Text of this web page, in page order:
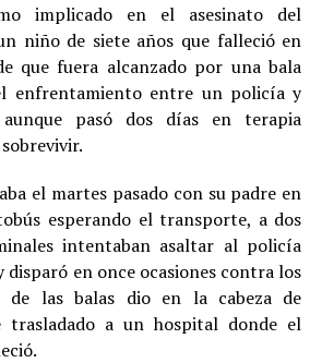
implicado en el asesinato del
niño de siete años que falleció en
que fuera alcanzado por una bala
enfrentamiento entre un policía y
pasó dos días en terapia
el martes pasado con su padre en
esperando el transporte, a dos
intentaban asaltar al policía
disparó en once ocasiones contra los
de las balas dio en la cabeza de
trasladado a un hospital donde el